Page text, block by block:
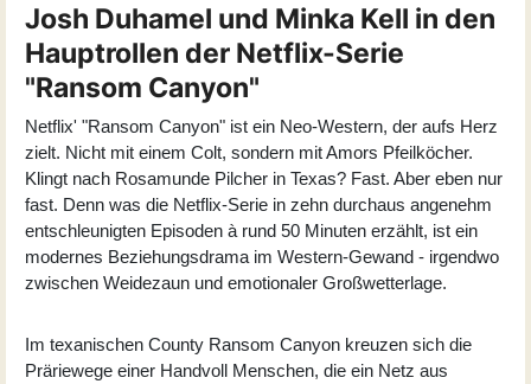
Josh Duhamel und Minka Kell in den
Hauptrollen der Netflix-Serie
"Ransom Canyon"
Netflix' "Ransom Canyon" ist ein Neo-Western, der aufs Herz
zielt. Nicht mit einem Colt, sondern mit Amors Pfeilköcher.
Klingt nach Rosamunde Pilcher in Texas? Fast. Aber eben nur
fast. Denn was die Netflix-Serie in zehn durchaus angenehm
entschleunigten Episoden à rund 50 Minuten erzählt, ist ein
modernes Beziehungsdrama im Western-Gewand - irgendwo
zwischen Weidezaun und emotionaler Großwetterlage.
Im texanischen County Ransom Canyon kreuzen sich die
Präriewege einer Handvoll Menschen, die ein Netz aus